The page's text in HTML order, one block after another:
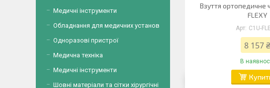
Взуття ортопедичне
FLEXY
C1U-
8 157 ₴
В
Медичні інструменти
Обладнання для медичних установ
Одноразові пристрої
Медична техніка
Медичні інструменти
Шовні матеріали та сітки хірургічні